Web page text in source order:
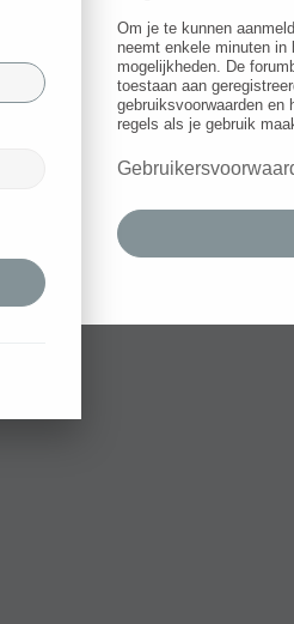
Om je te kunnen
neemt enkele minuten
mogelijkheden. De
toestaan aan
gebruiksvoorwaarden en
regels als je gebruik